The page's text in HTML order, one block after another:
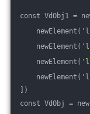
const VdObj1 =
newElement(
newElement(
newElement(
newElement(
])
const VdObj =